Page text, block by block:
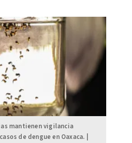
mantienen vigilancia
de dengue en Oaxaca. |